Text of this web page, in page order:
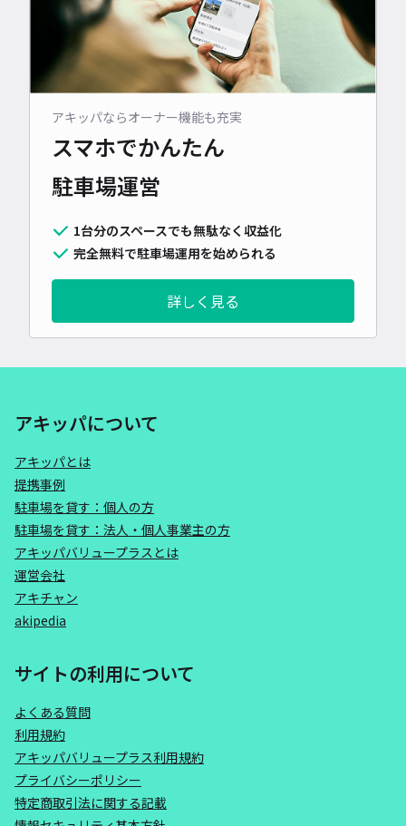
アキッパならオーナー機能も充実
スマホでかんたん
駐車場運営
1台分のスペースでも無駄なく収益化
完全無料で駐車場運用を始められる
詳しく見る
アキッパについて
アキッパとは
提携事例
駐車場を貸す：個人の方
駐車場を貸す：法人・個人事業主の方
アキッパバリュープラスとは
運営会社
アキチャン
akipedia
サイトの利用について
よくある質問
利用規約
アキッパバリュープラス利用規約
プライバシーポリシー
特定商取引法に関する記載